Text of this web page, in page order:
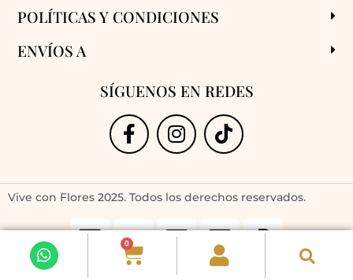
0
POLÍTICAS Y CONDICIONES
ENVÍOS A
SÍGUENOS EN REDES
Vive con Flores 2025. Todos los derechos reservados.